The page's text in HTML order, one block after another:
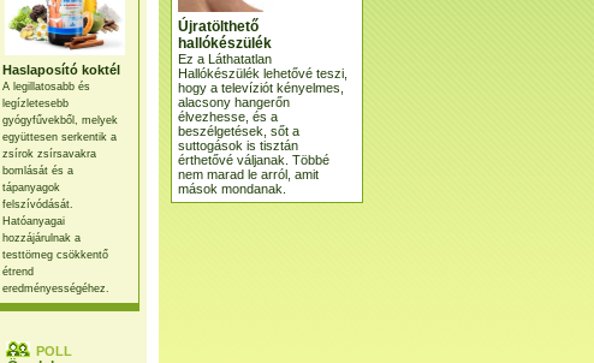
Haslaposító koktél
A legillatosabb és
legízletesebb
gyógyfűvekből, melyek
együttesen serkentik a
zsírok zsírsavakra
bomlását és a
tápanyagok
felszívódását.
Hatóanyagai
hozzájárulnak a
testtömeg csökkentő
étrend
eredményességéhez.
POLL
Újratölthető
hallókészülék
Ez a Láthatatlan
Hallókészülék lehetővé teszi,
hogy a televíziót kényelmes,
alacsony hangerőn
élvezhesse, és a
beszélgetések, sőt a
suttogások is tisztán
érthetővé váljanak. Többé
nem marad le arról, amit
mások mondanak.